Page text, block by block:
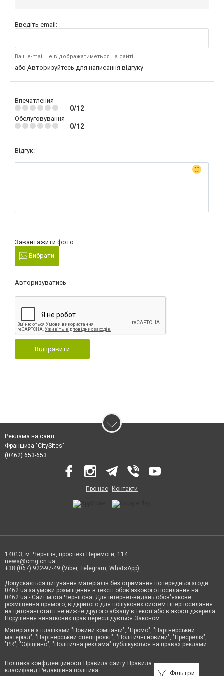
Введіть email:
Ваш e-mail не відображатиметься на сайті
або Авторизуйтесь для написання відгуку
Впечатления
0/12
Обслуговування
0/12
Відгук:
Завантажити фото:
Вибрати
Авторизуватись
Відправити
Фільтри
Реклама на сайті
Франшиза "CitySites"
(0462) 653-653
Про нас Контакти
14013, м. Чернігів, проспект Перемоги, 114
news@cmg.cn.ua
+38 (067) 922-97-49 (Viber, Telegram, WhatsApp)
Допускається цитування матеріалів без отримання попередньої згоди
0462.ua за умови розміщення в тексті обов'язкового посилання на
0462.ua - Сайт міста Чернігова. Для інтернет-видань обов'язкове
розміщення прямого, відкритого для пошукових систем гіперпосилання
на цитовані статті не нижче другого абзацу в тексті або в якості джерела.
Порушення виняткових прав переслідується Законом.
Матеріали з плашками "Новини компаній", "Промо", "Партнерський
матеріал", "Партнерський спецпроєкт", "Політичні новини", "Пресреліз",
"PR", "Офіційно", "Політична реклама" публікуються на правах реклами.
Політика конфіденційності Правила сайту Правила
класифайд Редакційна політика